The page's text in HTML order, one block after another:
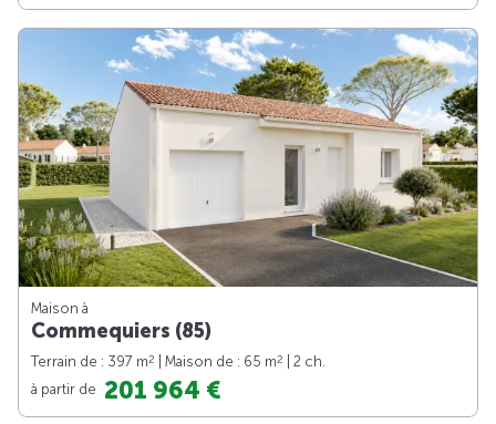
Maison à
Commequiers (85)
Terrain de : 397 m2 | Maison de : 65 m2
| 2 ch.
à partir de 201 964 €